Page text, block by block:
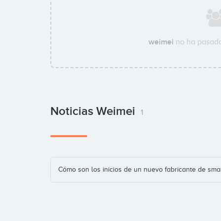
weimei no ha
Noticias Weimei 1
Cómo son los inicios de un nuevo fabricante de